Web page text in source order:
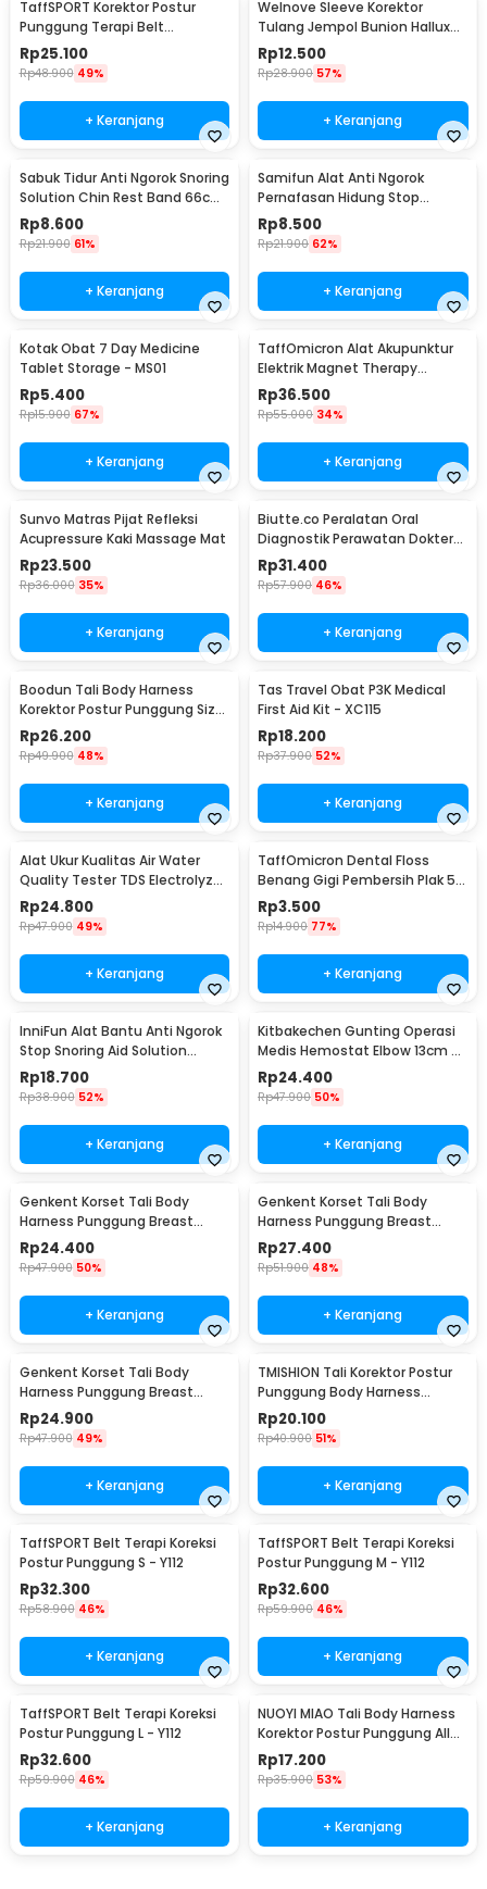
TaffSPORT Korektor Postur
Punggung Terapi Belt
Magnetic XL - T025
Rp25.100
Rp48.900 49%
+ Keranjang
Welnove Sleeve Korektor
Tulang Jempol Bunion Hallux
Orthotics - CSQ1408
Rp12.500
Rp28.900 57%
+ Keranjang
Sabuk Tidur Anti Ngorok Snoring
Solution Chin Rest Band 66cm
- 5582
Rp8.600
Rp21.900 61%
+ Keranjang
Samifun Alat Anti Ngorok
Pernafasan Hidung Stop
Snoring Air Purifier - MX-555
Rp8.500
Rp21.900 62%
+ Keranjang
Kotak Obat 7 Day Medicine
Tablet Storage - MS01
Rp5.400
Rp15.900 67%
+ Keranjang
TaffOmicron Alat Akupunktur
Elektrik Magnet Therapy
Battery - DF-618
Rp36.500
Rp55.000 34%
+ Keranjang
Sunvo Matras Pijat Refleksi
Acupressure Kaki Massage Mat
Rp23.500
Rp36.000 35%
+ Keranjang
Biutte.co Peralatan Oral
Diagnostik Perawatan Dokter
Gigi Dental 5in1 - 7CKQ01
Rp31.400
Rp57.900 46%
+ Keranjang
Boodun Tali Body Harness
Korektor Postur Punggung Size
M - BBJ-15
Rp26.200
Rp49.900 48%
+ Keranjang
Tas Travel Obat P3K Medical
First Aid Kit - XC115
Rp18.200
Rp37.900 52%
+ Keranjang
Alat Ukur Kualitas Air Water
Quality Tester TDS Electrolyzer
- JJ2850
Rp24.800
Rp47.900 49%
+ Keranjang
TaffOmicron Dental Floss
Benang Gigi Pembersih Plak 50
PCS - LMT-558
Rp3.500
Rp14.900 77%
+ Keranjang
InniFun Alat Bantu Anti Ngorok
Stop Snoring Aid Solution
Tongue Guard - G7G40
Rp18.700
Rp38.900 52%
+ Keranjang
Kitbakechen Gunting Operasi
Medis Hemostat Elbow 13cm -
J4-682
Rp24.400
Rp47.900 50%
+ Keranjang
Genkent Korset Tali Body
Harness Punggung Breast
Support S - BBJ-16
Rp24.400
Rp47.900 50%
+ Keranjang
Genkent Korset Tali Body
Harness Punggung Breast
Support M - BBJ-16
Rp27.400
Rp51.900 48%
+ Keranjang
Genkent Korset Tali Body
Harness Punggung Breast
Support L - BBJ-16
Rp24.900
Rp47.900 49%
+ Keranjang
TMISHION Tali Korektor Postur
Punggung Body Harness
Posture Corrector - BBJ-16
Rp20.100
Rp40.900 51%
+ Keranjang
TaffSPORT Belt Terapi Koreksi
Postur Punggung S - Y112
Rp32.300
Rp58.900 46%
+ Keranjang
TaffSPORT Belt Terapi Koreksi
Postur Punggung M - Y112
Rp32.600
Rp59.900 46%
+ Keranjang
TaffSPORT Belt Terapi Koreksi
Postur Punggung L - Y112
Rp32.600
Rp59.900 46%
+ Keranjang
NUOYI MIAO Tali Body Harness
Korektor Postur Punggung All
Size - NY-15
Rp17.200
Rp35.900 53%
+ Keranjang